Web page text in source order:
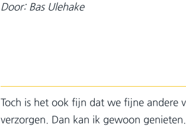
Door: Bas Ulehake
Toch is het ook fijn dat we fijne andere
verzorgen. Dan kan ik gewoon